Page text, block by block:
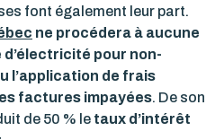
font également leur part.
ne procédera à aucune
pour non-
l’application de frais
factures impayées. De son
de 50 % le taux d’intérêt